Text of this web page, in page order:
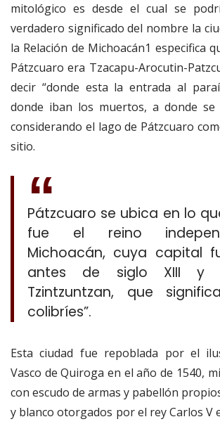
mitológico es desde el cual se
verdadero significado del nombre la
la Relación de Michoacán1 especifica
Pátzcuaro era Tzacapu-Arocutin-
decir “donde esta la entrada al
donde iban los muertos, a donde se
considerando el lago de Pátzcuaro
sitio.
Pátzcuaro se ubica en lo
fue el reino
Michoacán, cuya capital
antes de siglo XIII y
Tzintzuntzan, que
colibríes”.
Esta ciudad fue repoblada por el
Vasco de Quiroga en el año de 1540,
con escudo de armas y pabellón
y blanco otorgados por el rey Carlos V